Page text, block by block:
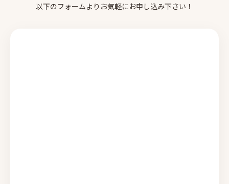
以下のフォームよりお気軽にお申し込み下さい！